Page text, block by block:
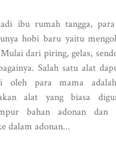
ibu rumah tangga,
hobi baru yaitu
dari piring, gelas,
Salah satu alat
oleh para mama
alat yang biasa
bahan adonan dan
dalam adonan...